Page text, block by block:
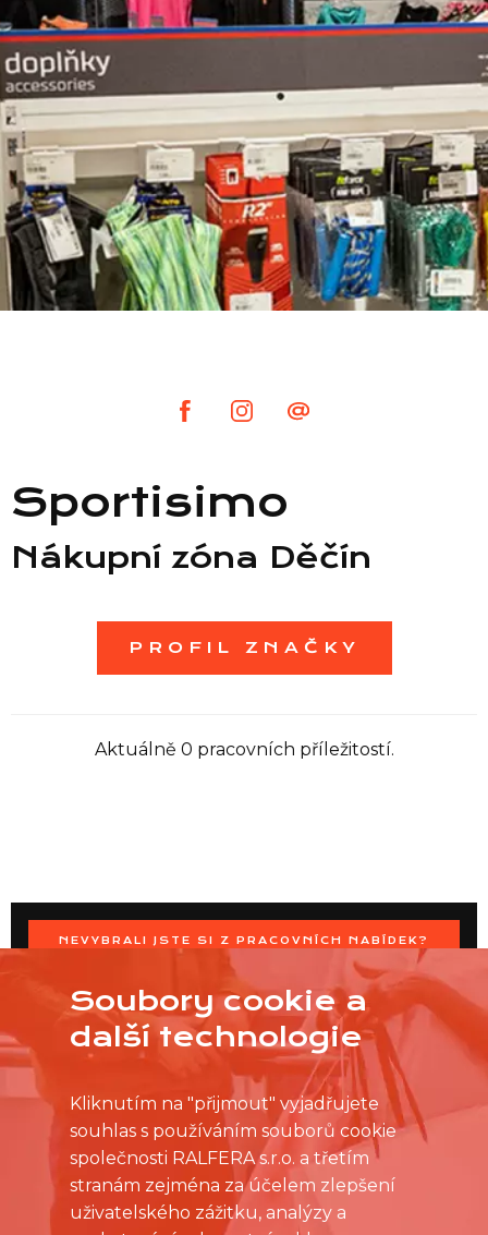
Seznam NC
Sportisimo
Nákupní zóna Děčín
PROFIL ZNAČKY
Aktuálně 0 pracovních příležitostí.
NEVYBRALI JSTE SI Z PRACOVNÍCH NABÍDEK?
OSLOVTE PRODEJNU PŘÍMO S VAŠIMI ČASOVÝMI
MOŽNOSTMI
Soubory cookie a
další technologie
Kliknutím na "přijmout" vyjadřujete
souhlas s používáním souborů cookie
společnosti RALFERA s.r.o. a třetím
stranám zejména za účelem zlepšení
uživatelského zážitku, analýzy a